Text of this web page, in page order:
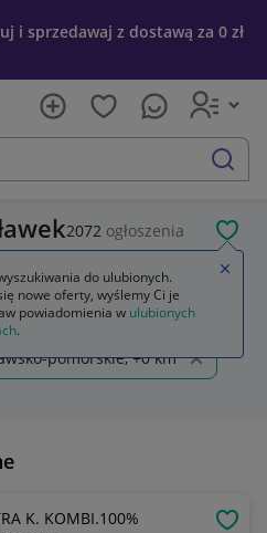
i sprzedawaj z dostawą za 0 zł
szukaj
2072 ogłoszenia
samochody osobowe
pomorskie, +0 km
K. KOMBI.100%
do ulubionych.
nowe oferty, wyślemy Ci je
powiadomienia w ulubionych
.